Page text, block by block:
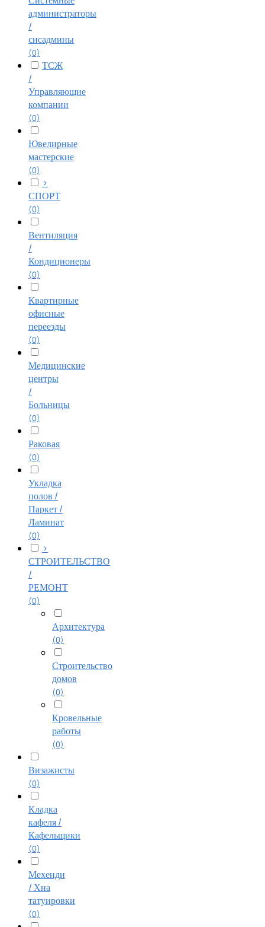
администраторы
/
сисадмины
(0)
ТСЖ
/
Управляющие
компании
(0)
Ювелирные
мастерские
(0)
>
СПОРТ
(0)
Вентиляция
/
Кондиционеры
(0)
Квартирные
офисные
переезды
(0)
Медицинские
центры
/
Больницы
(0)
Раковая
(0)
Укладка
полов /
Паркет /
Ламинат
(0)
>
СТРОИТЕЛЬСТВО
/
РЕМОНТ
(0)
Архитектура
(0)
Строительство
домов
(0)
Кровельные
работы
(0)
Визажисты
(0)
Кладка
кафеля /
Кафельщики
(0)
Мехенди
/ Хна
татуировки
(0)